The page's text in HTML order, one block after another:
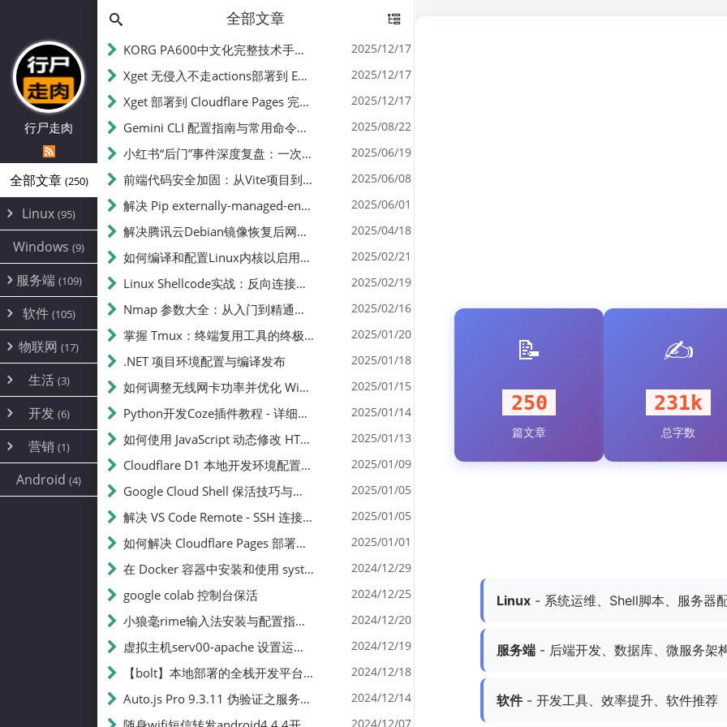
行尸走肉
全部文章 (250)
Linux (95)
Alpine
CentOS(17)
Debian(24)
ProxmoxVE
Ubuntu(7)
Windows (9)
服务端 (109)
环境配置
DD重装(3)
加速优化(34)
面板(12)
容器
游戏 (7)
饥荒(7)
云服务商(4)
WEB源码(6)
建站(5)
软件 (105)
安全(12)
办公(4)
图片 (2)
文件
系统 (35)
AI(10)
物联网 (17)
路由器
随身wifi(1)
mobile(14)
刷机
magisk
生活 (3)
线报
sim卡(1)
开发 (6)
编译
JavaScript(2)
python(2)
营销 (1)
公关(1)
SEO(1)
Android (4)
全部文章
KORG PA600中文化完整技术手册 - 从逆向到实现的全流程指南 2025/12/17
Xget 无侵入不走actions部署到 EdgeOne Pages 指南 2025/12/17
Xget 部署到 Cloudflare Pages 完整指南 - 无需修改源码的构建配置 2025/12/17
Gemini CLI 配置指南与常用命令中文翻译 | API Key、MCP、代理设置 2025/08/22
小红书“后门”事件深度复盘：一次沉默危机下的品牌、技术与流程三重考验 2025/06/19
前端代码安全加固：从Vite项目到纯静态页面的深度混淆技术备忘 2025/06/08
解决 Pip externally-managed-environment 错误：临时与永久绕过方案 2025/06/01
解决腾讯云Debian镜像恢复后网络不通问题 2025/04/18
如何编译和配置Linux内核以启用BBR2 | 内核编译教程 2025/02/21
Linux Shellcode实战：反向连接、持久化、免杀技术详解（MSF,Cobalt Strike）- 从原理到C加载器实现 2025/02/19
Nmap 参数大全：从入门到精通，掌握网络扫描的核心技巧 2025/02/16
掌握 Tmux：终端复用工具的终极指南 2025/01/20
.NET 项目环境配置与编译发布 2025/01/18
如何调整无线网卡功率并优化 Wifite 的功率设置 2025/01/15
Python开发Coze插件教程 - 详细步骤与注意事项 2025/01/14
如何使用 JavaScript 动态修改 HTML 中的权限文本 | 前端开发教程 2025/01/13
Cloudflare D1 本地开发环境配置指南 | CF Pages Local Development Guide 2025/01/09
Google Cloud Shell 保活技巧与配额时间查看方法 2025/01/05
解决 VS Code Remote - SSH 连接失败问题：从权限问题到成功启动 2025/01/05
如何解决 Cloudflare Pages 部署中的 API Token 权限问题 2025/01/01
在 Docker 容器中安装和使用 systemctl 的完整指南 2024/12/29
google colab 控制台保活 2024/12/25
小狼毫rime输入法安装与配置指南：从基础到高级自定义 2024/12/20
虚拟主机serv00-apache 设置运行目录 2024/12/19
【bolt】本地部署的全栈开发平台，支持本地及众多API，本地一键生成应用，部署教程 2024/12/18
Auto.js Pro 9.3.11 伪验证之服务器接口 Nginx 版 2024/12/14
2024/12/07
<
>
📝
250
篇文章
✍️
231k
总字数
Linux - 系统运维、Shell脚本、服务器
服务端 - 后端开发、数据库、微服务架
软件- 开发工具、效率提升、软件推荐